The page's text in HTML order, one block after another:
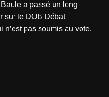
a passé un long
sur le DOB Débat
n’est pas soumis au vote.